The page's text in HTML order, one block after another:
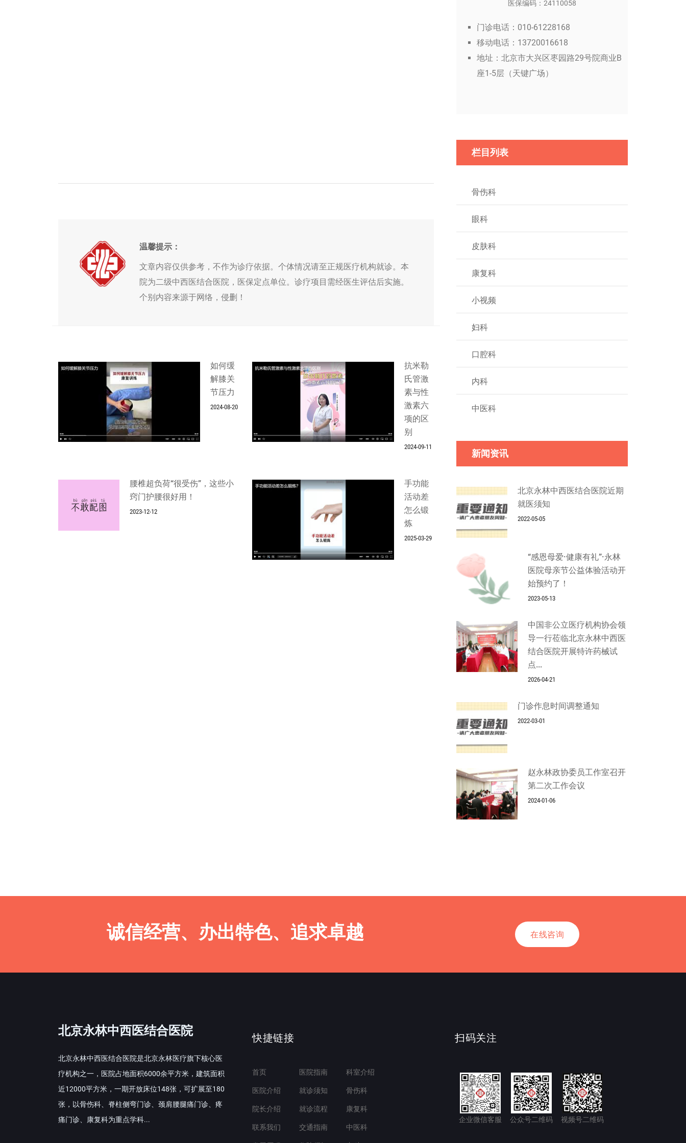
温馨提示：
文章内容仅供参考，不作为诊疗依据。个体情况请至正规医疗机构就诊。本
院为二级中西医结合医院，医保定点单位。诊疗项目需经医生评估后实施。
个别内容来源于网络，侵删！
如何缓
解膝关
节压力
2024-08-20
抗米勒
氏管激
素与性
激素六
项的区
别
2024-09-11
腰椎超负荷“很受伤”，这些小
窍门护腰很好用！
2023-12-12
手功能
活动差
怎么锻
炼
2025-03-29
医保编码：24110058
门诊电话：010-61228168
移动电话：13720016618
地址：北京市大兴区枣园路29号院商业B
座1-5层（天键广场）
栏目列表
骨伤科
眼科
皮肤科
康复科
小视频
妇科
口腔科
内科
中医科
新闻资讯
北京永林中西医结合医院近期
就医须知
2022-05-05
“感恩母爱·健康有礼”·永林
医院母亲节公益体验活动开
始预约了！
2023-05-13
中国非公立医疗机构协会领
导一行莅临北京永林中西医
结合医院开展特许药械试
点...
2026-04-21
门诊作息时间调整通知
2022-03-01
赵永林政协委员工作室召开
第二次工作会议
2024-01-06
诚信经营、办出特色、追求卓越 在线咨询
北京永林中西医结合医院
北京永林中西医结合医院是北京永林医疗旗下核心医
疗机构之一，医院占地面积6000余平方米，建筑面积
近12000平方米，一期开放床位148张，可扩展至180
张，以骨伤科、脊柱侧弯门诊、颈肩腰腿痛门诊、疼
痛门诊、康复科为重点学科...
快捷链接
首页
医院介绍
院长介绍
联系我们
医院指南
就诊须知
就诊流程
交通指南
科室介绍
骨伤科
康复科
中医科
扫码关注
企业微信客服 公众号二维码 视频号二维码